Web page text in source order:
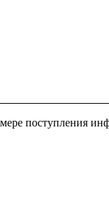
поступления